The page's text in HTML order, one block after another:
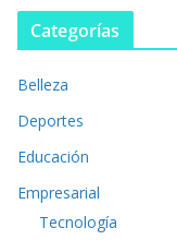
Categorías
Belleza
Deportes
Educación
Empresarial
Tecnología